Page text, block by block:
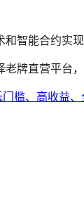
智能合约实
牌直营平台